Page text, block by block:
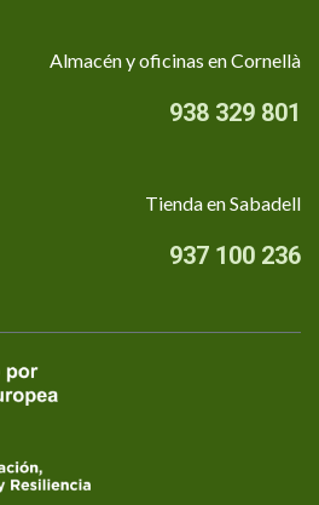
Almacén y oficinas en Cornellà
938 329 801
Tienda en Sabadell
937 100 236